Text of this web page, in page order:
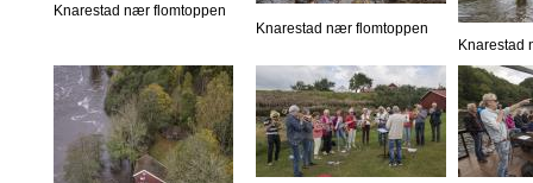
Knarestad nær flomtoppen
Knarestad nær flomtoppen
Knarestad